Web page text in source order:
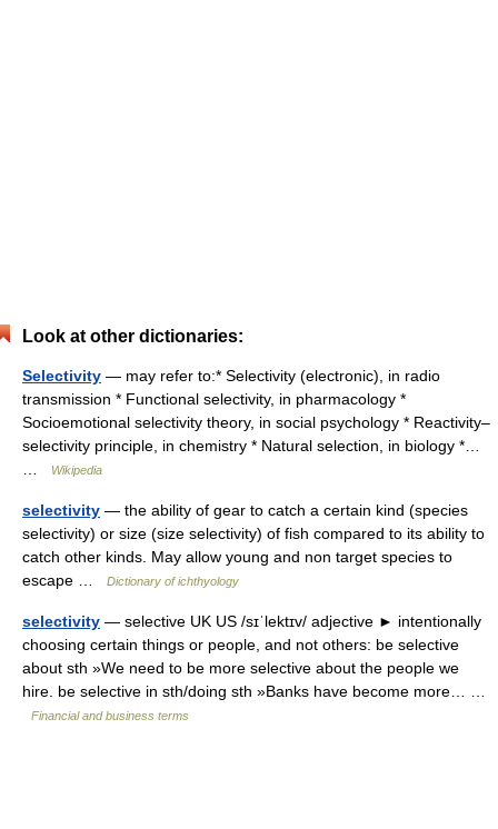
Look at other dictionaries:
Selectivity — may refer to:* Selectivity (electronic), in radio
transmission * Functional selectivity, in pharmacology *
Socioemotional selectivity theory, in social psychology * Reactivity–
selectivity principle, in chemistry * Natural selection, in biology *…
Wikipedia
selectivity — the ability of gear to catch a certain kind (species
selectivity) or size (size selectivity) of fish compared to its ability to
catch other kinds. May allow young and non target species to
escape …
Dictionary of ichthyology
selectivity — selective UK US /sɪˈlektɪv/ adjective ► intentionally
choosing certain things or people, and not others: be selective
about sth »We need to be more selective about the people we
hire. be selective in sth/doing sth »Banks have become more… …
Financial and business terms